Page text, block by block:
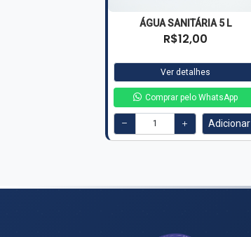
ÁGUA SANITÁRIA 5 L
R$12,00
Ver detalhes
Comprar pelo WhatsApp
Adicionar